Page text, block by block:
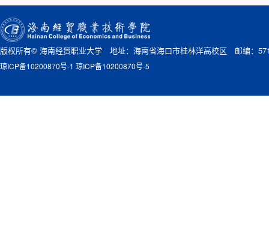
版权所有© 海南经贸职业大学 地址：海南省海口市桂林洋高校区 邮编：
琼ICP备10200870号-1 琼ICP备10200870号-5